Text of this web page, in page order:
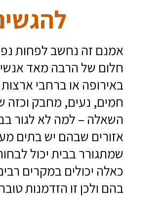
אמנם זה נחשב לפחות
חלום של הרבה מאד
באירופה או ברחבי
חמים, נעים, מחבק וכזה
השאלה – למה לא לגור
אזורים שבהם יש בתים
שמתגורר בבית יכול
כאלה יכולים במקרים
בהם ולכן זו הזדמנות